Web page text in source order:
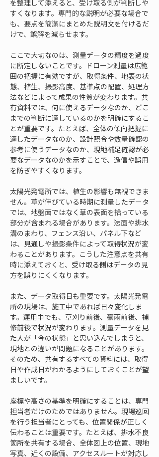
を整理して添えると、受け取る側が判断しや
すくなります。専門的な説明が必要な場合で
も、要点を簡潔にまとめた説明文を付けるだ
けで、誤解を減らせます。
ここで大切なのは、測量データの精度を過度
に断定しないことです。ドローン測量は広範
囲の把握に有効ですが、取得条件、地表の状
態、植生、撮影高度、基準点の配置、処理方
法などによって成果の性質が変わります。共
有資料では、何に使えるデータなのか、どこ
までの判断に適しているのかを明確にするこ
とが重要です。たとえば、全体の傾向把握に
適したデータなのか、設計照合や数量確認の
参考に使うデータなのか、現地補足確認が必
要なデータなのかを示すことで、過信や誤用
を防ぎやすくなります。
太陽光発電所では、植生の影響も無視できま
せん。草が伸びている時期に測量したデータ
では、地盤面ではなく草の表面を拾っている
部分が含まれる場合があります。法面や排水
溝のまわり、フェンス沿い、パネル下など
は、見通しや撮影条件によって取得状況が変
わることがあります。こうした注意点を共有
時に添えておくと、受け取る側はデータの見
方を誤りにくくなります。
また、データ取得日も重要です。太陽光発電
所の現場は、施工中であれば日々変化しま
す。運用中でも、草刈り前後、豪雨前後、補
修前後で状況が変わります。測量データを見
た人が「今の状態」と思い込んでしまうと、
現地との違いが問題になることがあります。
そのため、共有するすべての資料には、取得
日や作成日がわかるようにしておくことが望
ましいです。
座標や高さの基準を明確にすることは、専門
担当者だけのためではありません。現場巡回
を行う担当者にとっても、位置関係が正しく
伝わることは重要です。たとえば、排水不良
箇所を共有する場合、全体図上の位置、現地
写真、近くの設備、アクセスルートが対応し